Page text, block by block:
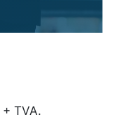
+ TVA.